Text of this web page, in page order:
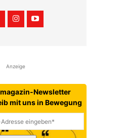
Anzeige
Newsletter
mit uns in Bewegung